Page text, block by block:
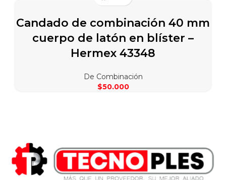
Candado de combinación 40 mm
cuerpo de latón en blíster –
Hermex 43348
De Combinación
$50.000